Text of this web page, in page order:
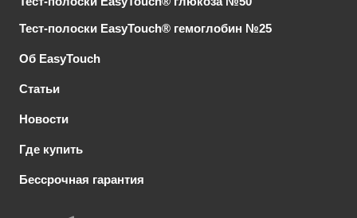
Тест-полоски EasyTouch® гемоглобин №25
Об EasyTouch
Статьи
Новости
Где купить
Бессрочная гарантия